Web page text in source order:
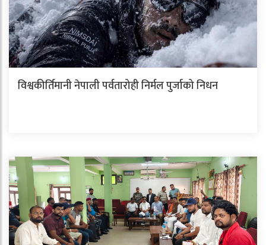
विश्वकीर्तिमानी नेपाली पर्वतारोही निर्मल पुर्जाको निधन